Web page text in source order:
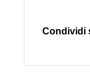
Condividi